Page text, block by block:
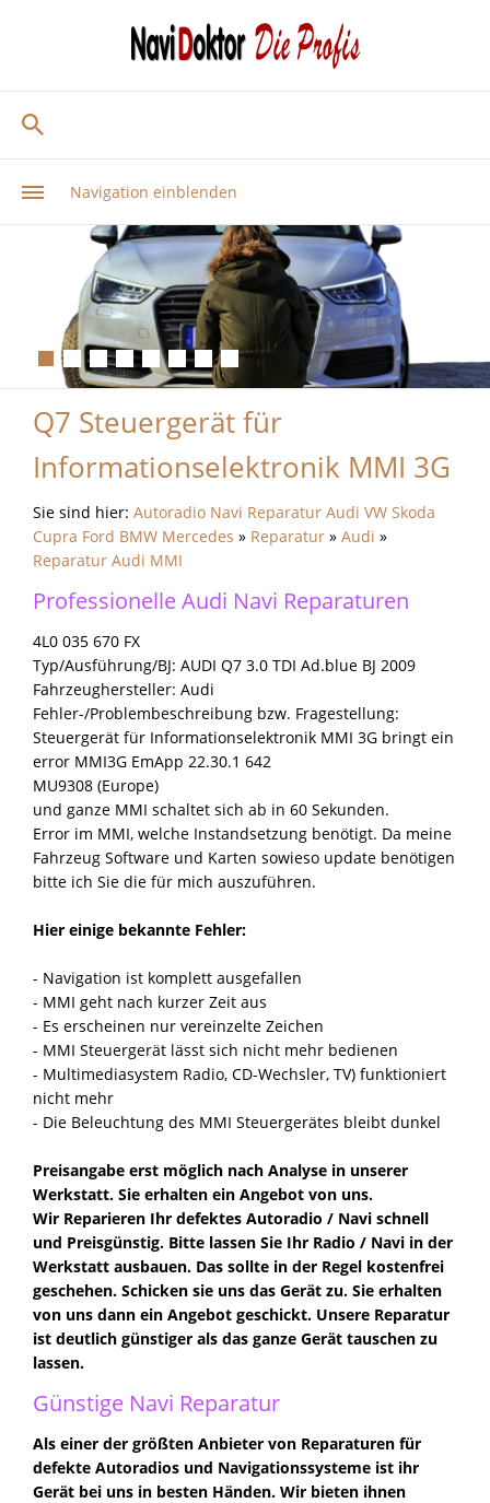
Navigation einblenden
Q7 Steuergerät für
Informationselektronik MMI 3G
Sie sind hier: Autoradio Navi Reparatur Audi VW Skoda
Cupra Ford BMW Mercedes » Reparatur » Audi »
Reparatur Audi MMI
Professionelle Audi Navi Reparaturen
4L0 035 670 FX
Typ/Ausführung/BJ: AUDI Q7 3.0 TDI Ad.blue BJ 2009
Fahrzeughersteller: Audi
Fehler-/Problembeschreibung bzw. Fragestellung:
Steuergerät für Informationselektronik MMI 3G bringt ein
error MMI3G EmApp 22.30.1 642
MU9308 (Europe)
und ganze MMI schaltet sich ab in 60 Sekunden.
Error im MMI, welche Instandsetzung benötigt. Da meine
Fahrzeug Software und Karten sowieso update benötigen
bitte ich Sie die für mich auszuführen.
Hier einige bekannte Fehler:
- Navigation ist komplett ausgefallen
- MMI geht nach kurzer Zeit aus
- Es erscheinen nur vereinzelte Zeichen
- MMI Steuergerät lässt sich nicht mehr bedienen
- Multimediasystem Radio, CD-Wechsler, TV) funktioniert
nicht mehr
- Die Beleuchtung des MMI Steuergerätes bleibt dunkel
Preisangabe erst möglich nach Analyse in unserer
Werkstatt. Sie erhalten ein Angebot von uns.
Wir Reparieren Ihr defektes Autoradio / Navi schnell
und Preisgünstig. Bitte lassen Sie Ihr Radio / Navi in der
Werkstatt ausbauen. Das sollte in der Regel kostenfrei
geschehen. Schicken sie uns das Gerät zu. Sie erhalten
von uns dann ein Angebot geschickt. Unsere Reparatur
ist deutlich günstiger als das ganze Gerät tauschen zu
lassen.
Günstige Navi Reparatur
Als einer der größten Anbieter von Reparaturen für
defekte Autoradios und Navigationssysteme ist ihr
Gerät bei uns in besten Händen. Wir bieten ihnen